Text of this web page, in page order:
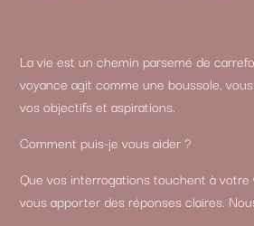
La vie est un chemin parsemé de
voyance agit comme une boussole,
vos objectifs et aspirations.
Comment puis-je vous aider ?
Que vos interrogations touchent à
vous apporter des réponses claires.